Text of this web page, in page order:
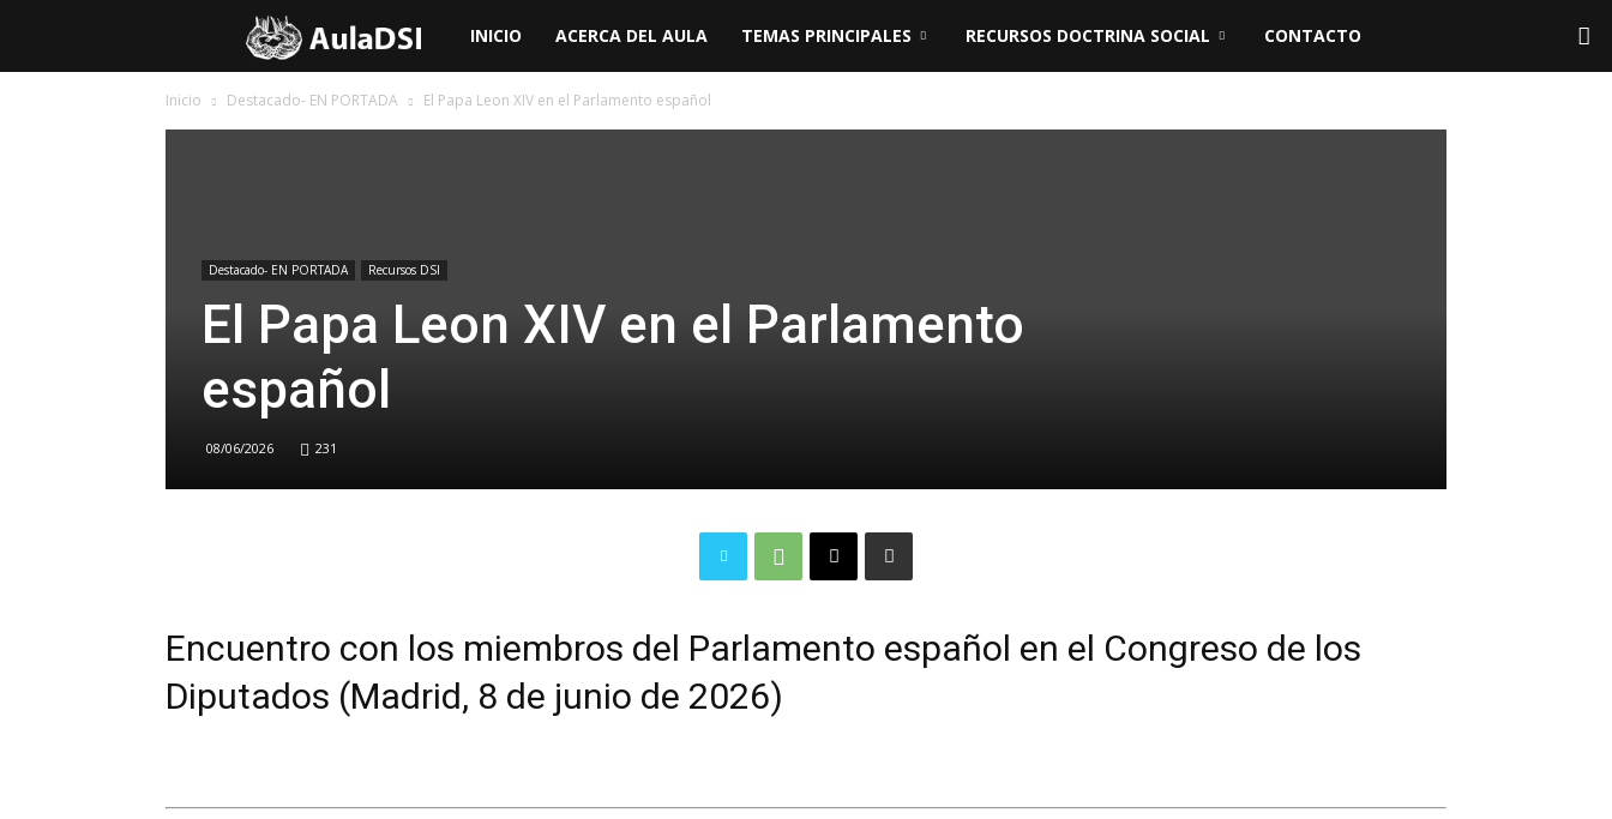
Aula
de
de
INICIO ACERCA DEL AULA TEMAS PRINCIPALES RECURSOS DOCTRINA SOCIAL CONTACTO
Inicio Destacado- EN PORTADA El Papa Leon XIV en el Parlamento español
Destacado- EN PORTADA Recursos DSI
El Papa Leon XIV en el Parlamento
español
08/06/2026 231
Encuentro con los miembros del Parlamento español en el Congreso de los
Diputados (Madrid, 8 de junio de 2026)